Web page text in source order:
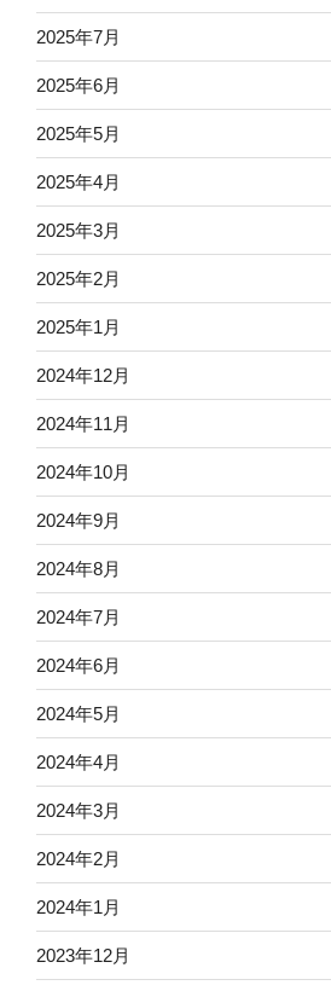
2025年7月
2025年6月
2025年5月
2025年4月
2025年3月
2025年2月
2025年1月
2024年12月
2024年11月
2024年10月
2024年9月
2024年8月
2024年7月
2024年6月
2024年5月
2024年4月
2024年3月
2024年2月
2024年1月
2023年12月